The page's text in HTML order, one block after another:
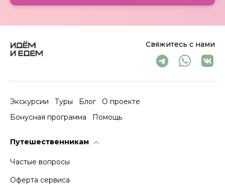
Свяжитесь с нами
Экскурсии Туры Блог
О проекте
Бонусная программа
Помощь
Путешественникам
Частые вопросы
Оферта сервиса